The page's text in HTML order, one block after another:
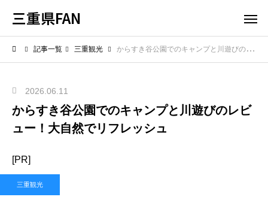
三重県FAN
記事一覧 三重観光 からすき谷公園でのキャンプと川遊びのレビュー！大自然でリフレッシュ
2026.06.11
からすき谷公園でのキャンプと川遊びのレビ
ュー！大自然でリフレッシュ
[PR]
三重観光